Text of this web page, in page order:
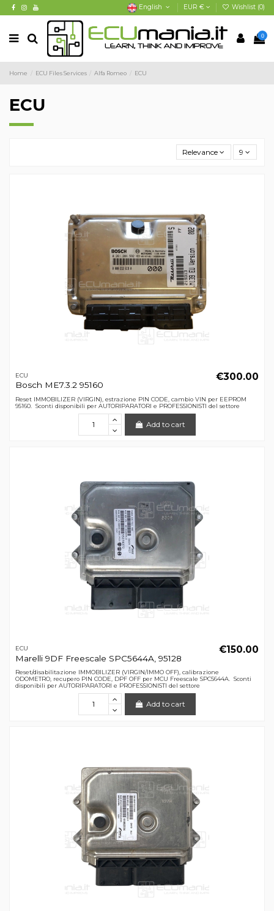
English EUR € Wishlist (0)
0
Home ECU Files Services Alfa Romeo ECU
ECU
Relevance 9
ECU
Bosch ME7.3.2 95160
€300.00
Reset IMMOBILIZER (VIRGIN), estrazione PIN CODE, cambio VIN per EEPROM
95160. Sconti disponibili per AUTORIPARATORI e PROFESSIONISTI del settore
Add to cart
ECU
Marelli 9DF Freescale SPC5644A, 95128
€150.00
Reset/disabilitazione IMMOBILIZER (VIRGIN/IMMO OFF), calibrazione
ODOMETRO, recupero PIN CODE, DPF OFF per MCU Freescale SPC5644A. Sconti
disponibili per AUTORIPARATORI e PROFESSIONISTI del settore
Add to cart